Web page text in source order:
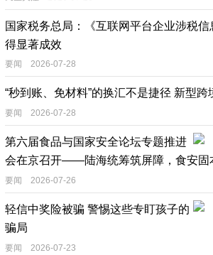
国家税务总局：《互联网平台企业涉税
得显著成效
要闻 2026-07-28
“秒到账、免材料”的换汇不是捷径 新型
要闻 2026-07-28
第六届食品与国家安全论坛专题推进
会在京召开——陆海统筹筑屏障，食安固
要闻 2026-07-26
轻信中奖险被骗 警惕这些专盯孩子的
骗局
要闻 2026-07-23